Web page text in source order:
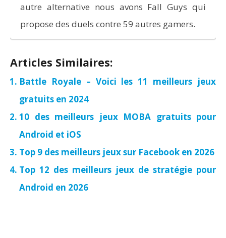
autre alternative nous avons Fall Guys qui
propose des duels contre 59 autres gamers.
Articles Similaires:
Battle Royale – Voici les 11 meilleurs jeux
gratuits en 2024
10 des meilleurs jeux MOBA gratuits pour
Android et iOS
Top 9 des meilleurs jeux sur Facebook en 2026
Top 12 des meilleurs jeux de stratégie pour
Android en 2026